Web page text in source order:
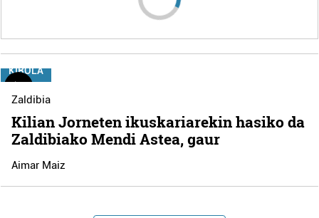
KIROLA
Zaldibia
Kilian Jorneten ikuskariarekin hasiko da
Zaldibiako Mendi Astea, gaur
Aimar Maiz